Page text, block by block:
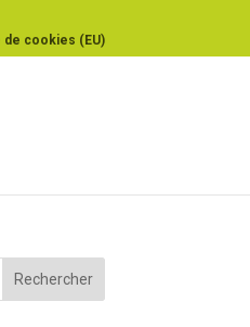
de cookies (EU)